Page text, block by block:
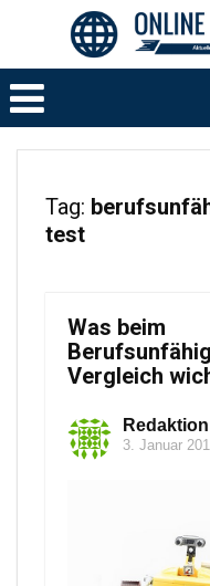
Tag:
test
Was beim
Vergleich
Redaktion
3. Januar